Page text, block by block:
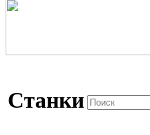
Станки